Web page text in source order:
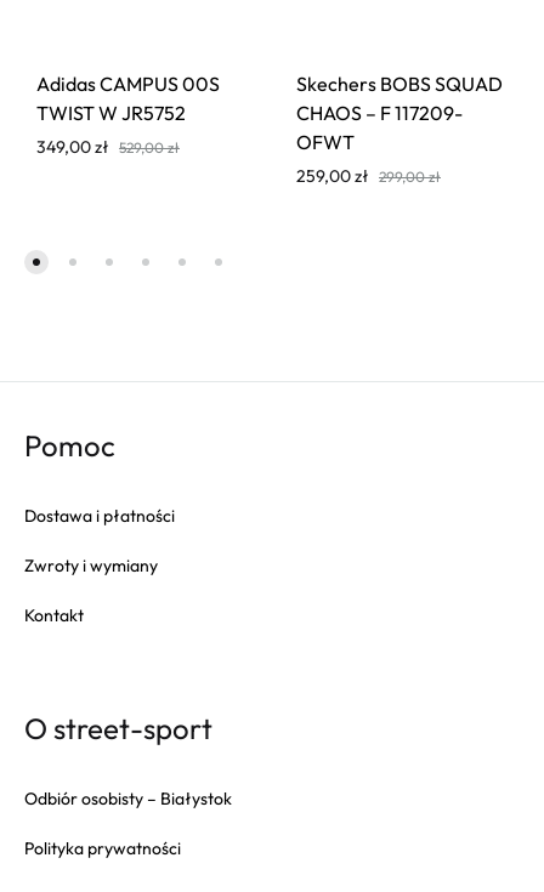
Adidas CAMPUS 00S
TWIST W JR5752
349,00zł 529,00zł
Skechers BOBS SQUAD
CHAOS – F 117209-
OFWT
259,00zł 299,00zł
Pomoc
Dostawa i płatności
Zwroty i wymiany
Kontakt
O street-sport
Odbiór osobisty – Białystok
Polityka prywatności